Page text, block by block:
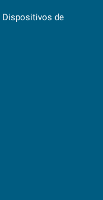
Dispositivos de